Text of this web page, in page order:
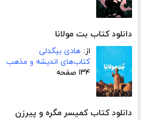
دانلود کتاب بت مولانا
از: هادی بیگدلی
کتاب‌های اندیشه و مذهب
۱۳۴ صفحه
دانلود کتاب کمیسر مگره و پیرزن